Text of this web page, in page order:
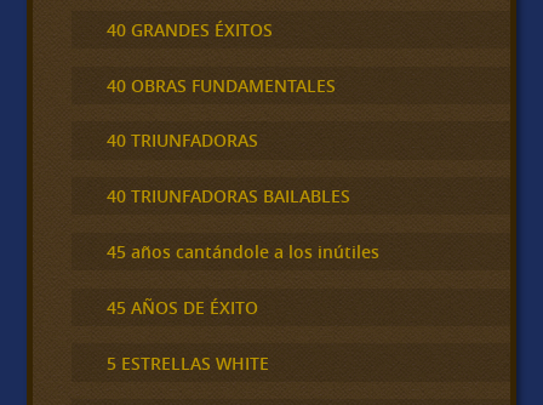
40 GRANDES ÉXITOS
40 OBRAS FUNDAMENTALES
40 TRIUNFADORAS
40 TRIUNFADORAS BAILABLES
45 años cantándole a los inútiles
45 AÑOS DE ÉXITO
5 ESTRELLAS WHITE